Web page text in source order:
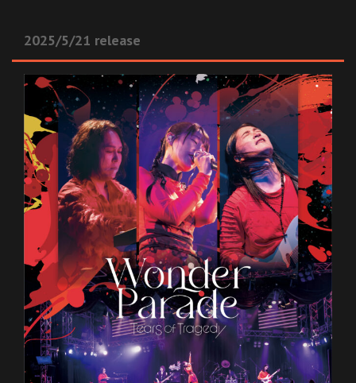
2025/5/21 release